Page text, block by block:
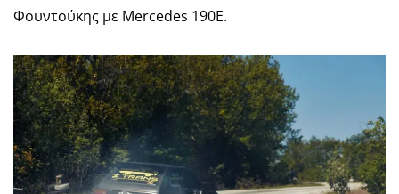
Φουντούκης με Mercedes 190E.